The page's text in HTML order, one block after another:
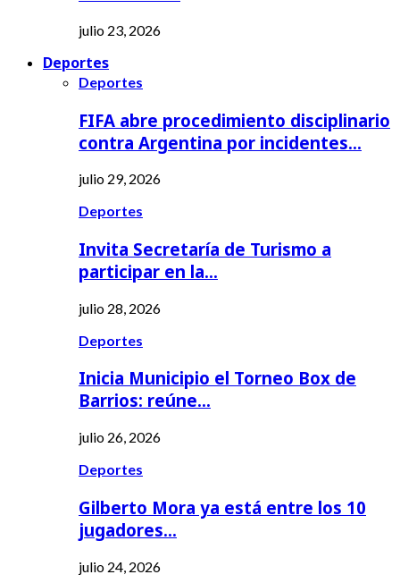
julio 23, 2026
Deportes
Deportes
FIFA abre procedimiento disciplinario
contra Argentina por incidentes…
julio 29, 2026
Deportes
Invita Secretaría de Turismo a
participar en la…
julio 28, 2026
Deportes
Inicia Municipio el Torneo Box de
Barrios: reúne…
julio 26, 2026
Deportes
Gilberto Mora ya está entre los 10
jugadores…
julio 24, 2026